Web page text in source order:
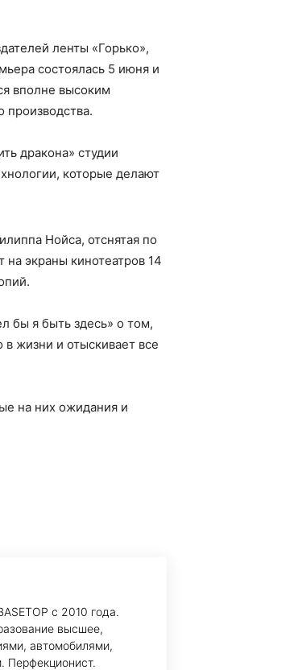
ленты «Горько»,
состоялась 5 июня и
вполне высоким
производства.
дракона» студии
которые делают
Нойса, отснятая по
экраны кинотеатров 14
бы я быть здесь» о том,
жизни и отыскивает все
на них ожидания и
с 2010 года.
высшее,
автомобилями,
Перфекционист.